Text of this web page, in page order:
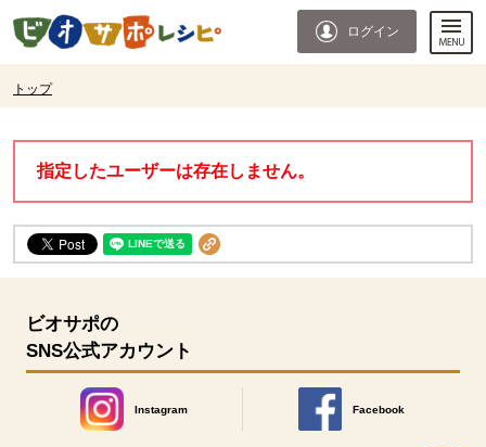
ページの先頭です。
ログイン
トップ
現在位置ここまで
指定したユーザーは存在しません。
ビオサポの
SNS公式アカウント
Instagram
別のウィンドウで開きます。
Facebook
別のウィンドウで開きます